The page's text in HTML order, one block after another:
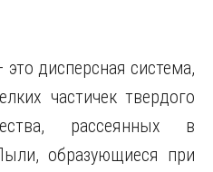
дисперсная система,
частичек твердого
рассеянных в
образующиеся при